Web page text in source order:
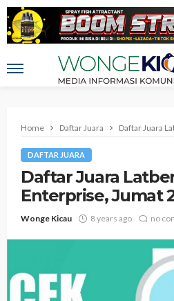
Home Daftar Juara Daftar Juara
DAFTAR JUARA
Daftar Juara
Enterprise, Jumat
Wonge Kicau 8 years ago no